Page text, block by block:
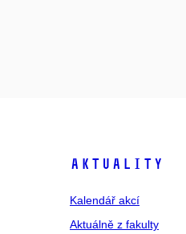
Aktuality
Kalendář akcí
Aktuálně z fakulty